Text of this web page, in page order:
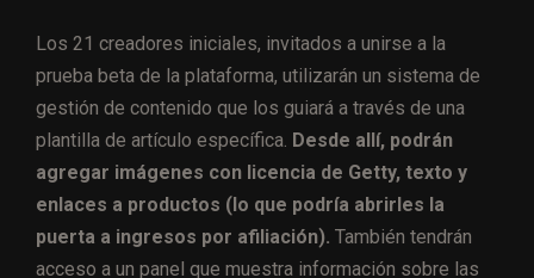
Los 21 creadores iniciales, invitados a unirse a la
prueba beta de la plataforma, utilizarán un sistema de
gestión de contenido que los guiará a través de una
plantilla de artículo específica. Desde allí, podrán
agregar imágenes con licencia de Getty, texto y
enlaces a productos (lo que podría abrirles la
puerta a ingresos por afiliación). También tendrán
acceso a un panel que muestra información sobre las